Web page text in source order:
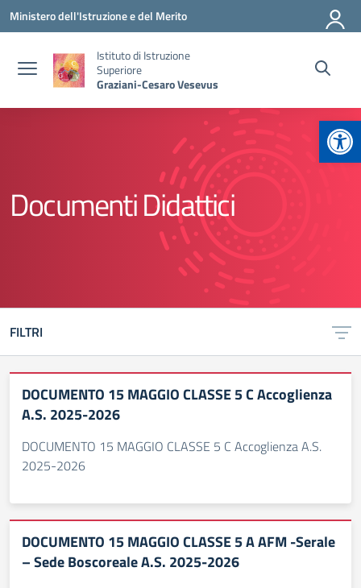
Vai ai contenuti
Vai al menu di navigazione
Vai al footer
Ministero dell'Istruzione e del Merito
Istituto di Istruzione
Superiore
Graziani-Cesaro Vesevus
Documenti Didattici
FILTRI
DOCUMENTO 15 MAGGIO CLASSE 5 C Accoglienza
A.S. 2025-2026
DOCUMENTO 15 MAGGIO CLASSE 5 C Accoglienza A.S.
2025-2026
DOCUMENTO 15 MAGGIO CLASSE 5 A AFM -Serale
– Sede Boscoreale A.S. 2025-2026